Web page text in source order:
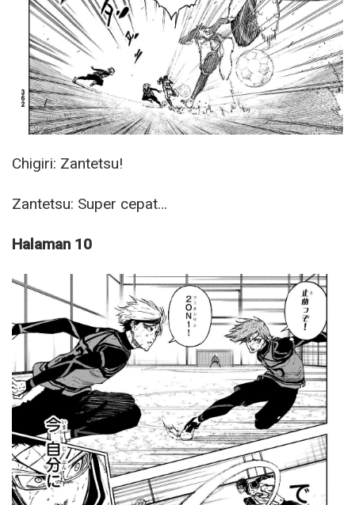
Chigiri: Zantetsu!
Zantetsu: Super cepat…
Halaman 10